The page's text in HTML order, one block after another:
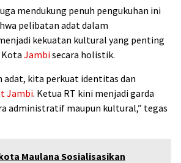
mendukung penuh pengukuhan ini
pelibatan adat dalam
kekuatan kultural yang penting
Jambisecara holistik.
adat, kita perkuat identitas dan
Jambi. Ketua RT kini menjadi garda
administratif maupun kultural,” tegas
Maulana Sosialisasikan